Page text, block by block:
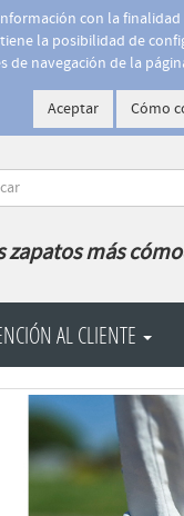
con la
la posibilidad de
de navegación de la
Aceptar Cómo
zapatos más
AL CLIENTE